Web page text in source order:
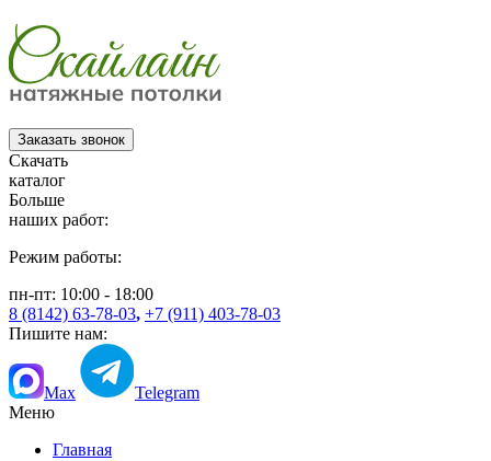
Заказать звонок
Скачать
каталог
Больше
наших работ:
Режим работы:
пн-пт: 10:00 - 18:00
8 (8142) 63-78-03, +7 (911) 403-78-03
Пишите нам:
Max
Telegram
Меню
Главная